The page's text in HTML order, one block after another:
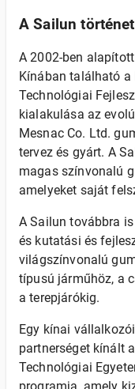
A Sailun
A 2002-ben
Kínában található a
Technológiai
kialakulása az
Mesnac Co. Ltd.
tervez és gyárt. A
magas színvonalú
amelyeket saját
A Sailun továbbra
és kutatási és
világszínvonalú
típusú járműhöz, a
a terepjárókig.
Egy kínai
partnerséget kínált
Technológiai